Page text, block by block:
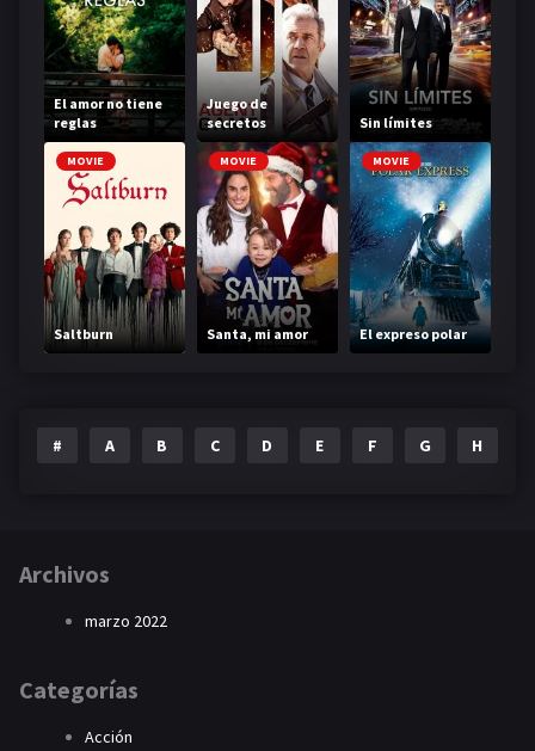
El amor no tiene
reglas
Juego de
secretos
Sin límites
MOVIE
Saltburn
MOVIE
Santa, mi amor
MOVIE
El expreso polar
# A B C D E F G H
Archivos
marzo 2022
Categorías
Acción